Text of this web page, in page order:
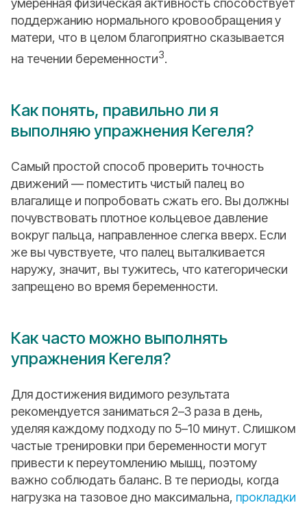
умеренная физическая активность способствует
поддержанию нормального кровообращения у
матери, что в целом благоприятно сказывается
на течении беременности3.
Как понять, правильно ли я
выполняю упражнения Кегеля?
Самый простой способ проверить точность
движений — поместить чистый палец во
влагалище и попробовать сжать его. Вы должны
почувствовать плотное кольцевое давление
вокруг пальца, направленное слегка вверх. Если
же вы чувствуете, что палец выталкивается
наружу, значит, вы тужитесь, что категорически
запрещено во время беременности.
Как часто можно выполнять
упражнения Кегеля?
Для достижения видимого результата
рекомендуется заниматься 2–3 раза в день,
уделяя каждому подходу по 5–10 минут. Слишком
частые тренировки при беременности могут
привести к переутомлению мышц, поэтому
важно соблюдать баланс. В те периоды, когда
нагрузка на тазовое дно максимальна, прокладки